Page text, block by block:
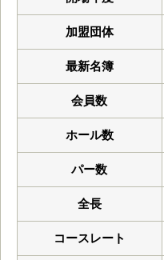
加盟団体
最新名簿
会員数
ホール数
パー数
全長
コースレート